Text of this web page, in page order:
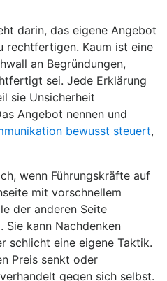
darin, das eigene Angebot
rechtfertigen. Kaum ist eine
an Begründungen,
sei. Jede Erklärung
sie Unsicherheit
Angebot nennen und
bewusst steuert,
wenn Führungskräfte auf
mit vorschnellem
der anderen Seite
Sie kann Nachdenken
schlicht eine eigene Taktik.
Preis senkt oder
gegen sich selbst.